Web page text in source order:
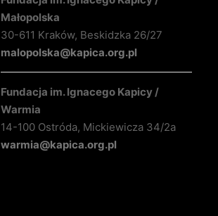
Małopolska
30-611 Kraków, Beskidzka 26/27
malopolska@kapica.org.pl
Fundacja im. Ignacego Kapicy /
Warmia
14-100 Ostróda, Mickiewicza 34/2a
warmia@kapica.org.pl